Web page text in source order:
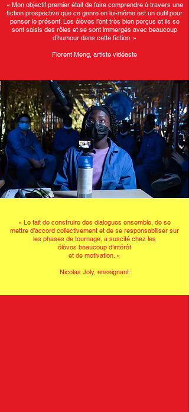
« Mon objectif premier était de faire comprendre à travers une
fiction prospective que ce genre en lui-même est un outil pour
penser le présent. Les élèves l’ont très bien perçus et ils se
sont saisis des rôles et se sont immergés avec beaucoup
d’humour dans cette fiction. »
Florent Meng, artiste vidéaste
« Le fait de construire des dialogues ensemble, de se
mettre d’accord collectivement et de se responsabiliser sur
les phases de tournage, a suscité chez les
élèves beaucoup d’intérêt
et de motivation. »
Nicolas Joly, enseignant